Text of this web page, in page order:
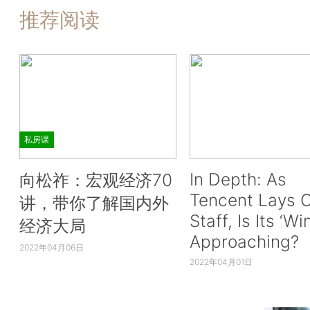
推荐阅读
私房课
向松祚：宏观经济70
讲，带你了解国内外
经济大局
2022年04月06日
In Depth: As
Tencent Lays
Staff, Is Its
Approaching?
2022年04月01日